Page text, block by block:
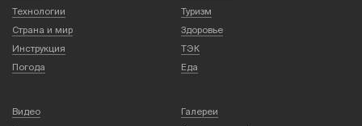
Технологии
Туризм
Страна и мир
Здоровье
Инструкция
ТЭК
Погода
Еда
Видео
Галереи